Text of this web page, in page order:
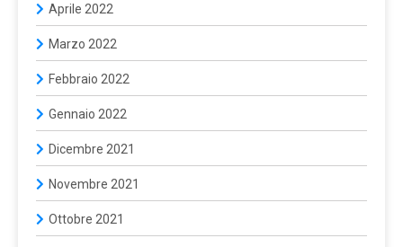
Aprile 2022
Marzo 2022
Febbraio 2022
Gennaio 2022
Dicembre 2021
Novembre 2021
Ottobre 2021